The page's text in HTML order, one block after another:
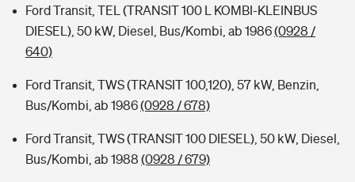
Ford Transit, TEL (TRANSIT 100 L KOMBI-KLEINBUS
DIESEL), 50 kW, Diesel, Bus/Kombi, ab 1986(0928 /
640)
Ford Transit, TWS (TRANSIT 100,120), 57 kW, Benzin,
Bus/Kombi, ab 1986(0928 / 678)
Ford Transit, TWS (TRANSIT 100 DIESEL), 50 kW, Diesel,
Bus/Kombi, ab 1988 (0928 / 679)